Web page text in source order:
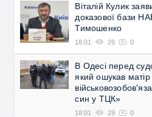
Віталій Кулик
доказової бази
Тимошенко
18:01 26 0
В Одесі перед
який ошукав матір
син у ТЦК»
18:01 29 0